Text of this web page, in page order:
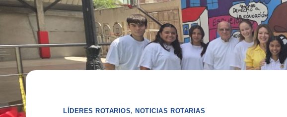
LÍDERES ROTARIOS,NOTICIAS ROTARIAS